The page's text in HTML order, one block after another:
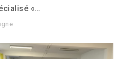
«…